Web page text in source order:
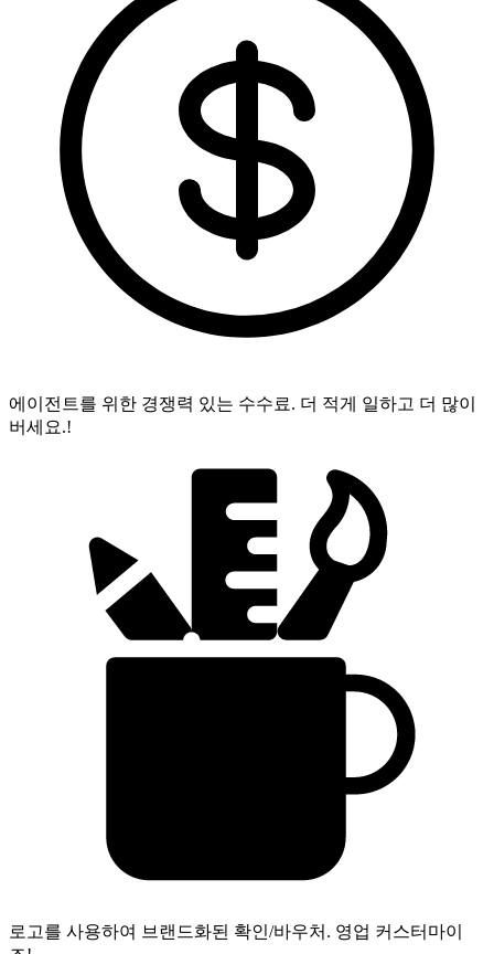
에이전트를 위한 경쟁력 있는 수수료. 더 적게 일하고 더 많이
버세요.!
로고를 사용하여 브랜드화된 확인/바우처. 영업 커스터마이